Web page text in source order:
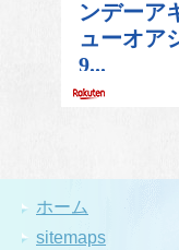
ホーム
sitemaps